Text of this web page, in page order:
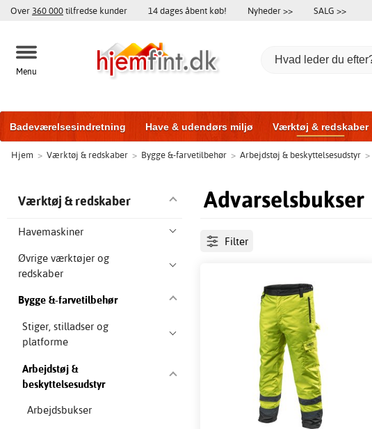
Over 360 000tilfredse kunder 14 dages åbent køb! Nyheder >> SALG >>
Menu
Badeværelsesindretning Have & udendørs miljø Værktøj & redskaber
Træningsudstyr Yderdøre Vinduer Garageporte Bil & garage
Hjem > Værktøj & redskaber > Bygge &-farvetilbehør > Arbejdstøj & beskyttelsesudstyr >
Advarselsbukser
Værktøj & redskaber
Havemaskiner
Øvrige værktøjer og
redskaber
Bygge &-farvetilbehør
Stiger, stilladser og
platforme
Arbejdstøj &
beskyttelsesudstyr
Arbejdsbukser
Filter